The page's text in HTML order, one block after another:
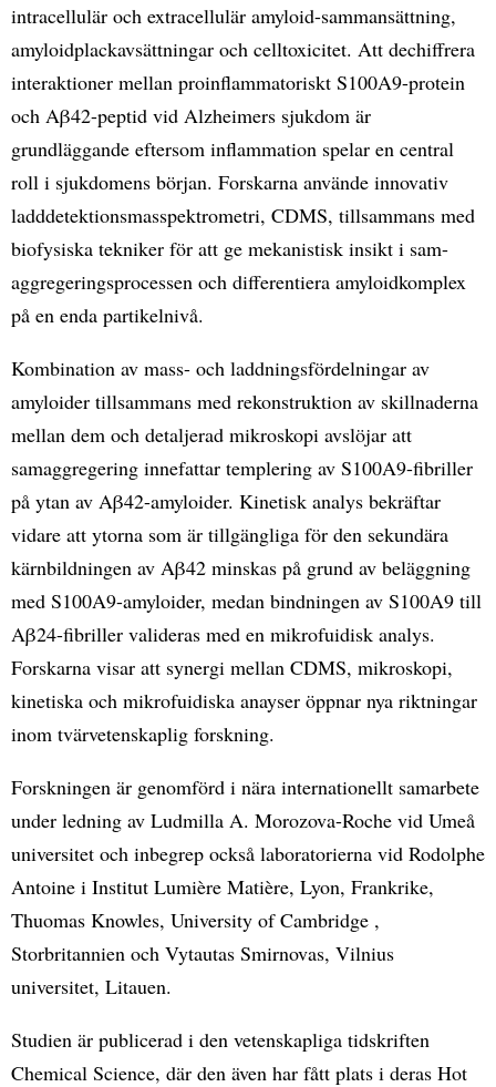
intracellulär och extracellulär amyloid-sammansättning,
amyloidplackavsättningar och celltoxicitet. Att dechiffrera
interaktioner mellan proinflammatoriskt S100A9-protein
och Aβ42-peptid vid Alzheimers sjukdom är
grundläggande eftersom inflammation spelar en central
roll i sjukdomens början. Forskarna använde innovativ
ladddetektionsmasspektrometri, CDMS, tillsammans med
biofysiska tekniker för att ge mekanistisk insikt i sam-
aggregeringsprocessen och differentiera amyloidkomplex
på en enda partikelnivå.
Kombination av mass- och laddningsfördelningar av
amyloider tillsammans med rekonstruktion av skillnaderna
mellan dem och detaljerad mikroskopi avslöjar att
samaggregering innefattar templering av S100A9-fibriller
på ytan av Aβ42-amyloider. Kinetisk analys bekräftar
vidare att ytorna som är tillgängliga för den sekundära
kärnbildningen av Aβ42 minskas på grund av beläggning
med S100A9-amyloider, medan bindningen av S100A9 till
Aβ24-fibriller valideras med en mikrofuidisk analys.
Forskarna visar att synergi mellan CDMS, mikroskopi,
kinetiska och mikrofuidiska anayser öppnar nya riktningar
inom tvärvetenskaplig forskning.
Forskningen är genomförd i nära internationellt samarbete
under ledning av Ludmilla A. Morozova-Roche vid Umeå
universitet och inbegrep också laboratorierna vid Rodolphe
Antoine i Institut Lumière Matière, Lyon, Frankrike,
Thuomas Knowles, University of Cambridge ,
Storbritannien och Vytautas Smirnovas, Vilnius
universitet, Litauen.
Studien är publicerad i den vetenskapliga tidskriften
Chemical Science, där den även har fått plats i deras Hot